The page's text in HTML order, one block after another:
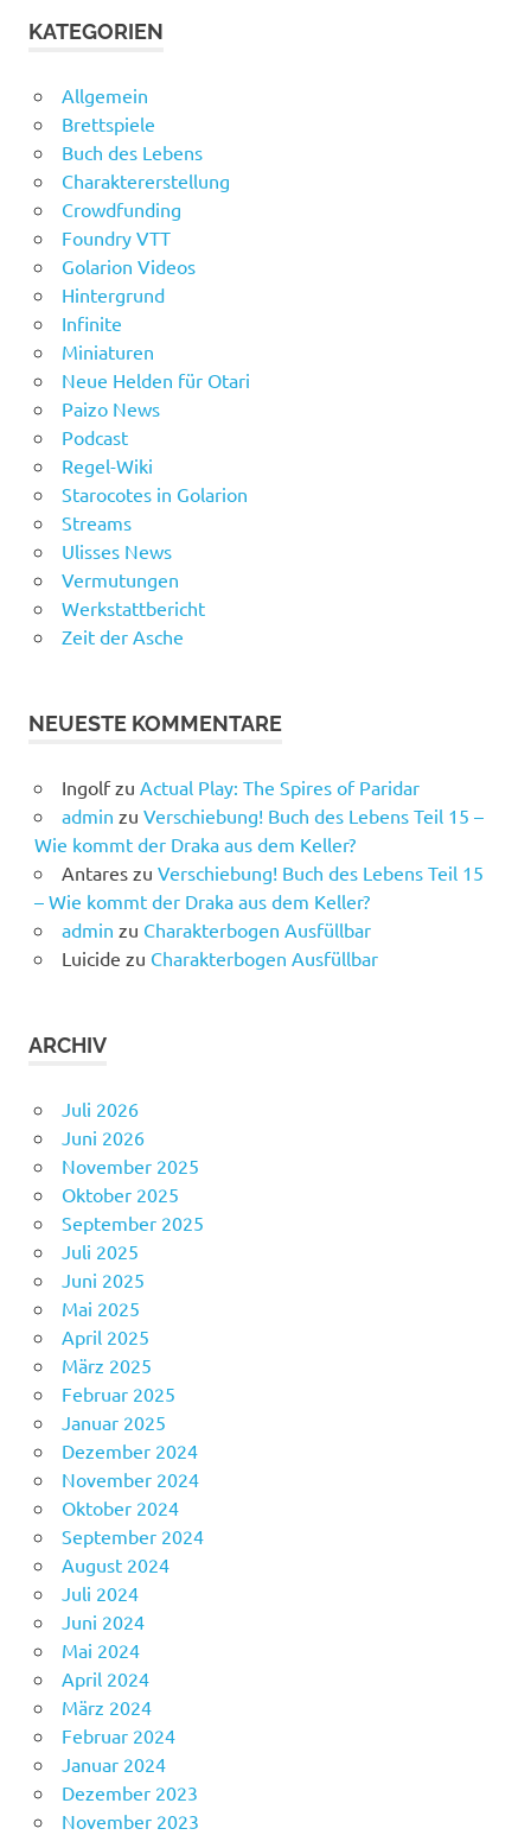
KATEGORIEN
Allgemein
Brettspiele
Buch des Lebens
Charaktererstellung
Crowdfunding
Foundry VTT
Golarion Videos
Hintergrund
Infinite
Miniaturen
Neue Helden für Otari
Paizo News
Podcast
Regel-Wiki
Starocotes in Golarion
Streams
Ulisses News
Vermutungen
Werkstattbericht
Zeit der Asche
NEUESTE KOMMENTARE
Ingolfzu Actual Play: The Spires of Paridar
admin zu Verschiebung! Buch des Lebens Teil 15 –
Wie kommt der Draka aus dem Keller?
Antareszu Verschiebung! Buch des Lebens Teil 15
– Wie kommt der Draka aus dem Keller?
admin zu Charakterbogen Ausfüllbar
Luicide zu Charakterbogen Ausfüllbar
ARCHIV
Juli 2026
Juni 2026
November 2025
Oktober 2025
September 2025
Juli 2025
Juni 2025
Mai 2025
April 2025
März 2025
Februar 2025
Januar 2025
Dezember 2024
November 2024
Oktober 2024
September 2024
August 2024
Juli 2024
Juni 2024
Mai 2024
April 2024
März 2024
Februar 2024
Januar 2024
Dezember 2023
November 2023